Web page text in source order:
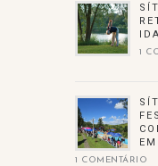
1
1 COMENTÁRIO